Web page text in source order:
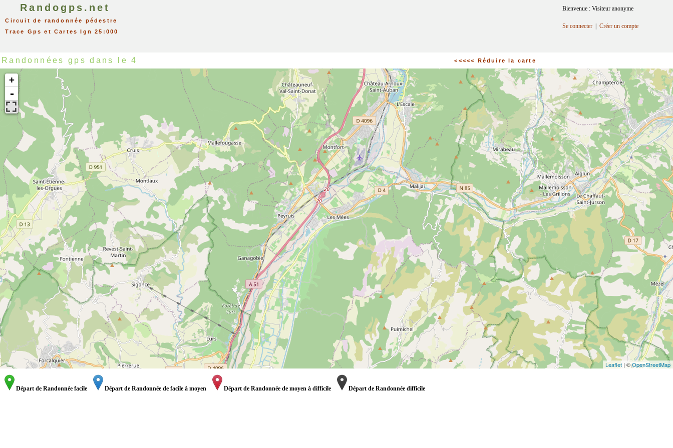
Randogps.net
Circuit de randonnée pédestre
Trace Gps et Cartes Ign 25:000
Bienvenue : Visiteur anonyme
Se connecter Créer un compte
Randonnées gps dans le 4 <<<<< Réduire la carte
+
-
Leaflet | ©OpenStreetMap
Départ de Randonnée facile Départ de Randonnée de facile à moyen Départ de Randonnée de moyen à difficile Départ de Randonnée difficile